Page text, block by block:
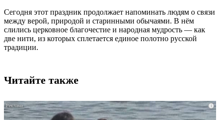
Сегодня этот праздник продолжает напоминать людям о связи
между верой, природой и старинными обычаями. В нём
слились церковное благочестие и народная мудрость — как
две нити, из которых сплетается единое полотно русской
традиции.
Читайте также
i